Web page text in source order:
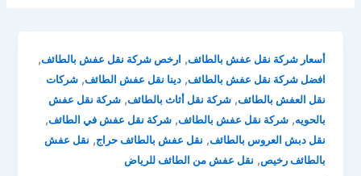
أسعار شركة نقل عفش بالطائف, ارخص شركة نقل عفش بالطائف,
افضل شركة نقل عفش بالطائف,دينا نقل عفش الطائف,شركات
نقل العفش بالطائف,شركة نقل أثاث بالطائف,شركة نقل عفش
بالحويه,شركة نقل عفش بالطائف,شركة نقل عفش في الطائف,
نقل دبش العروس بالطائف, نقل عفش بالطائف حراج, نقل عفش
بالطائف رخيص, نقل عفش من الطائف للرياض